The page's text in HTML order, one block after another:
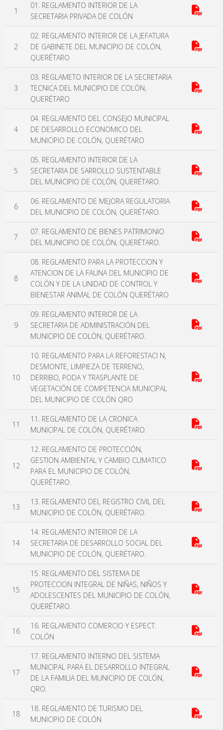
1
01. REGLAMENTO INTERIOR DE LA
SECRETARIA PRIVADA DE COLÓN
2
02. REGLAMENTO INTERIOR DE LA JEFATURA
DE GABINETE DEL MUNICIPIO DE COLÓN,
QUERÉTARO
3
03. REGLAMETO INTERIOR DE LA SECRETARIA
TECNICA DEL MUNICIPIO DE COLÓN,
QUERÉTARO
4
04. REGLAMENTO DEL CONSEJO MUNICIPAL
DE DESARROLLO ECONOMICO DEL
MUNICIPIO DE COLÓN, QUERÉTARO
5
05. REGLAMENTO INTERIOR DE LA
SECRETARIA DE SARROLLO SUSTENTABLE
DEL MUNICIPIO DE COLÓN, QUERÉTARO.
6
06. REGLAMENTO DE MEJORA REGULATORIA
DEL MUNICIPIO DE COLÓN, QUERÉTARO.
7
07. REGLAMENTO DE BIENES PATRIMONIO
DEL MUNICIPIO DE COLÓN, QUERÉTARO.
8
08. REGLAMENTO PARA LA PROTECCION Y
ATENCION DE LA FAUNA DEL MUNICIPIO DE
COLÓN Y DE LA UNIDAD DE CONTROL Y
BIENESTAR ANIMAL DE COLÓN QUERÉTARO
9
09. REGLAMENTO INTERIOR DE LA
SECRETARIA DE ADMINISTRACIÓN DEL
MUNICIPIO DE COLÓN, QUERÉTARO.
10
10. REGLAMENTO PARA LA REFORESTACI N,
DESMONTE, LIMPIEZA DE TERRENO,
DERRIBO, PODA Y TRASPLANTE DE
VEGETACIÓN DE COMPETENCIA MUNICIPAL
DEL MUNICIPIO DE COLÓN QRO
11
11. REGLAMENTO DE LA CRONICA
MUNICIPAL DE COLÓN, QUERÉTARO.
12
12. REGLAMENTO DE PROTECCIÓN,
GESTION AMBIENTAL Y CAMBIO CLIMATICO
PARA EL MUNICIPIO DE COLÓN,
QUERÉTARO.
13
13. REGLAMENTO DEL REGISTRO CIVIL DEL
MUNICIPIO DE COLÓN, QUERÉTARO.
14
14. REGLAMENTO INTERIOR DE LA
SECRETARIA DE DESARROLLO SOCIAL DEL
MUNICIPIO DE COLÓN, QUERÉTARO.
15
15. REGLAMENTO DEL SISTEMA DE
PROTECCION INTEGRAL DE NIÑAS, NIÑOS Y
ADOLESCENTES DEL MUNICIPIO DE COLÓN,
QUERÉTARO.
16
16. REGLAMENTO COMERCIO Y ESPECT.
COLÓN
17
17. REGLAMENTO INTERNO DEL SISTEMA
MUNICIPAL PARA EL DESARROLLO INTEGRAL
DE LA FAMILIA DEL MUNICIPIO DE COLÓN,
QRO.
18
18. REGLAMENTO DE TURISMO DEL
MUNICIPIO DE COLÓN